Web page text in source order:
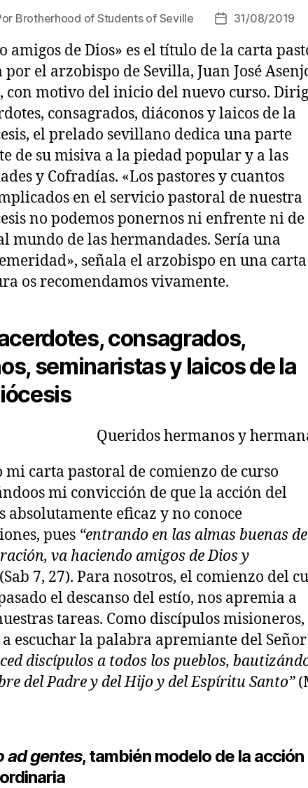
Brotherhood of Students of Seville 31/08/2019
amigos de Dios» es el título de la carta
el arzobispo de Sevilla, Juan José
con motivo del inicio del nuevo curso.
consagrados, diáconos y laicos de la
el prelado sevillano dedica una parte
de su misiva a la piedad popular y a las
y Cofradías. «Los pastores y cuantos
en el servicio pastoral de nuestra
no podemos ponernos ni enfrente ni de
mundo de las hermandades. Sería una
señala el arzobispo en una carta
os recomendamos vivamente.
consagrados,
seminaristas y laicos de la
Queridos hermanos y
mi carta pastoral de comienzo de curso
mi convicción de que la acción del
absolutamente eficaz y no conoce
pues “entrando en las almas buenas de
va haciendo amigos de Dios y
(Sab 7, 27). Para nosotros, el comienzo del
el descanso del estío, nos apremia a
tareas. Como discípulos misioneros,
escuchar la palabra apremiante del
discípulos a todos los pueblos,
del Padre y del Hijo y del Espíritu Santo”
ad gentes, también modelo de la acción